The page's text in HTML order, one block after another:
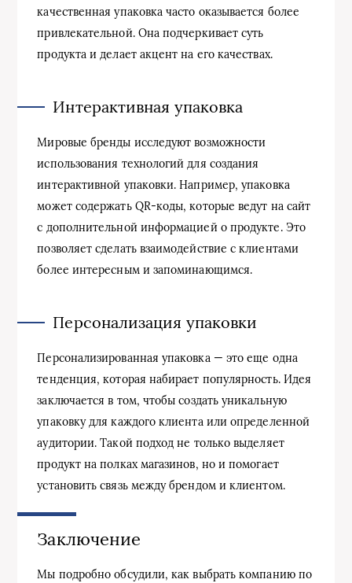
качественная упаковка часто оказывается более
привлекательной. Она подчеркивает суть
продукта и делает акцент на его качествах.
Интерактивная упаковка
Мировые бренды исследуют возможности
использования технологий для создания
интерактивной упаковки. Например, упаковка
может содержать QR-коды, которые ведут на сайт
с дополнительной информацией о продукте. Это
позволяет сделать взаимодействие с клиентами
более интересным и запоминающимся.
Персонализация упаковки
Персонализированная упаковка — это еще одна
тенденция, которая набирает популярность. Идея
заключается в том, чтобы создать уникальную
упаковку для каждого клиента или определенной
аудитории. Такой подход не только выделяет
продукт на полках магазинов, но и помогает
установить связь между брендом и клиентом.
Заключение
Мы подробно обсудили, как выбрать компанию по